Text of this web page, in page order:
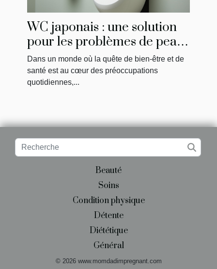
WC japonais : une solution
pour les problèmes de peau
et d'hygiène intime
Dans un monde où la quête de bien-être et de
santé est au cœur des préoccupations
quotidiennes,...
Beauté
Soins
Condition physique
Détente
Diététique
Général
© 2026 www.momdadimpregnant.com